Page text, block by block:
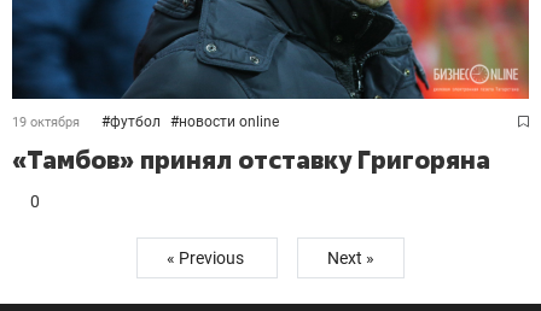
19 октября #футбол #новости online
«Тамбов» принял отставку Григоряна
0
« Previous Next »